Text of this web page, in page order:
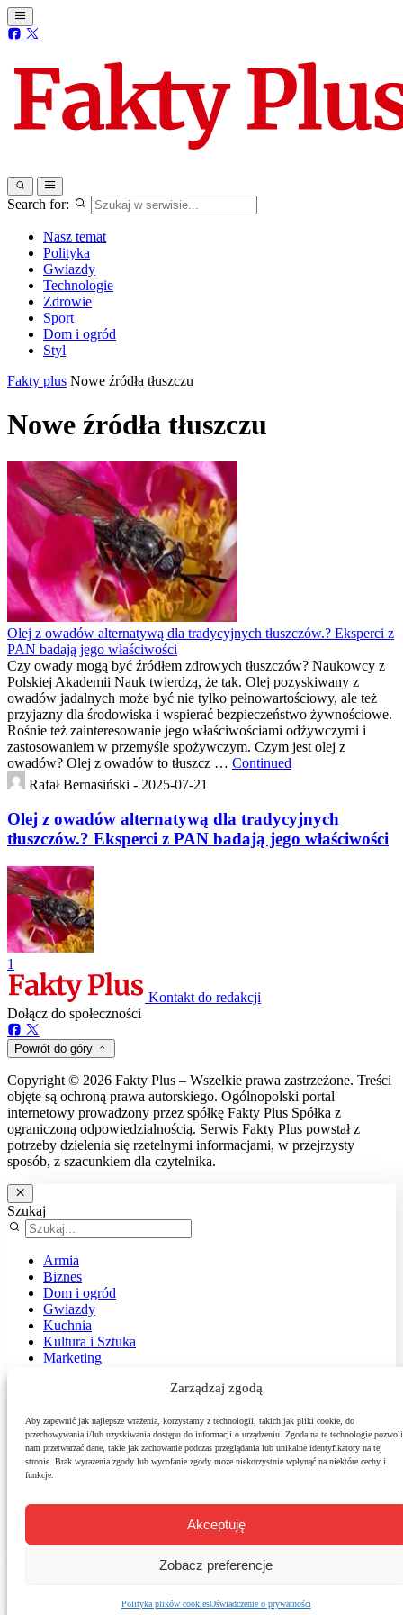
Zarządzaj zgodą
Aby zapewnić jak najlepsze wrażenia, korzystamy z technologii, takich jak pliki cookie, do
przechowywania i/lub uzyskiwania dostępu do informacji o urządzeniu. Zgoda na te technologie pozwoli
nam przetwarzać dane, takie jak zachowanie podczas przeglądania lub unikalne identyfikatory na tej
stronie. Brak wyrażenia zgody lub wycofanie zgody może niekorzystnie wpłynąć na niektóre cechy i
funkcje.
Akceptuję
Zobacz preferencje
Polityka plików cookiesOświadczenie o prywatności
Search for:
Nasz temat
Polityka
Gwiazdy
Technologie
Zdrowie
Sport
Dom i ogród
Styl
Fakty plus Nowe źródła tłuszczu
Nowe źródła tłuszczu
Olej z owadów alternatywą dla tradycyjnych tłuszczów.? Eksperci z
PAN badają jego właściwości
Czy owady mogą być źródłem zdrowych tłuszczów? Naukowcy z
Polskiej Akademii Nauk twierdzą, że tak. Olej pozyskiwany z
owadów jadalnych może być nie tylko pełnowartościowy, ale też
przyjazny dla środowiska i wspierać bezpieczeństwo żywnościowe.
Rośnie też zainteresowanie jego właściwościami odżywczymi i
zastosowaniem w przemyśle spożywczym. Czym jest olej z
owadów? Olej z owadów to tłuszcz … Continued
Rafał Bernasiński - 2025-07-21
Olej z owadów alternatywą dla tradycyjnych
tłuszczów.? Eksperci z PAN badają jego właściwości
1
Kontakt do redakcji
Dołącz do społeczności
Powrót do góry
Copyright © 2026 Fakty Plus – Wszelkie prawa zastrzeżone. Treści
objęte są ochroną prawa autorskiego. Ogólnopolski portal
internetowy prowadzony przez spółkę Fakty Plus Spółka z
ograniczoną odpowiedzialnością. Serwis Fakty Plus powstał z
potrzeby dzielenia się rzetelnymi informacjami, w przejrzysty
sposób, z szacunkiem dla czytelnika.
Szukaj
Armia
Biznes
Dom i ogród
Gwiazdy
Kuchnia
Kultura i Sztuka
Marketing
Podróże
Polityka
Sport
Środowisko
Technologie